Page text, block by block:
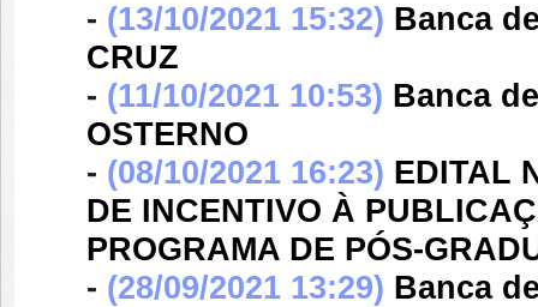
- (13/10/2021 15:32) Banca
CRUZ
- (11/10/2021 10:53) Banca
OSTERNO
- (08/10/2021 16:23) EDITAL
DE INCENTIVO À
PROGRAMA DE PÓS-
- (28/09/2021 13:29) Banca